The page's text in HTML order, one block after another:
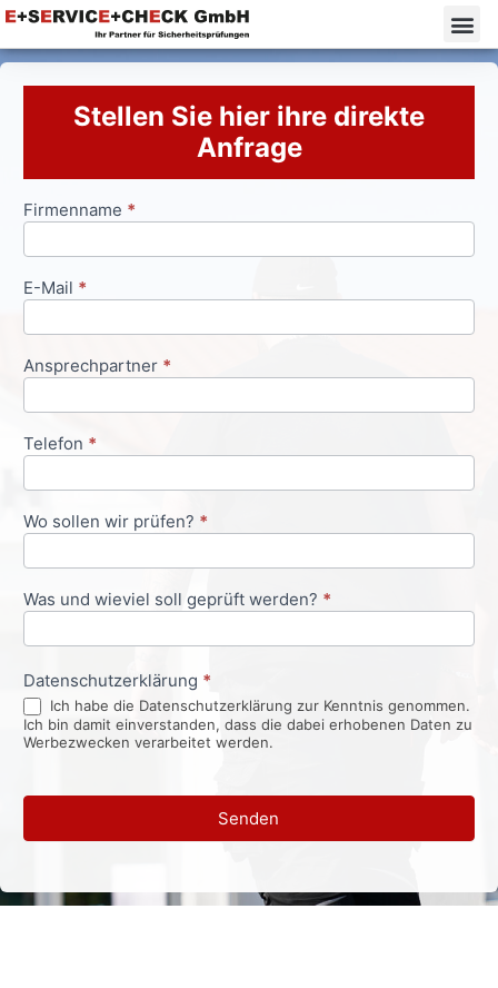
Stellen Sie hier ihre direkte
Anfrage
Anfrageformular
Firmenname *
E-Mail *
Ansprechpartner *
Telefon *
Wo sollen wir prüfen? *
Was und wieviel soll geprüft werden? *
Datenschutzerklärung *
Ich habe die Datenschutzerklärung zur Kenntnis genommen.
Ich bin damit einverstanden, dass die dabei erhobenen Daten zu
Werbezwecken verarbeitet werden.
Senden